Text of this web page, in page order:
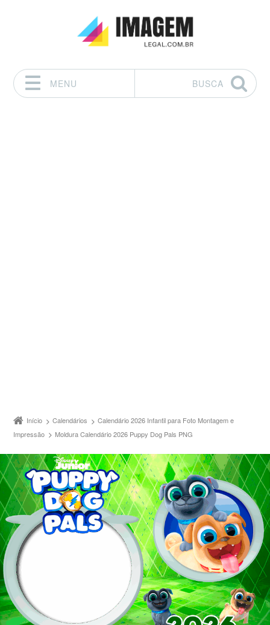
MENU
BUSCA
Início Calendários
Calendário 2026 Infantil para Foto Montagem e
Impressão
Moldura Calendário 2026 Puppy Dog Pals PNG